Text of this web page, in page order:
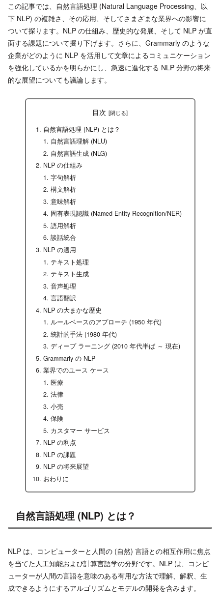
この記事では、自然言語処理 (Natural Language Processing、以
下 NLP) の複雑さ、その応用、そしてさまざまな業界への影響に
ついて探ります。NLP の仕組み、歴史的な発展、そして NLP が直
面する課題について掘り下げます。さらに、Grammarly のような
企業がどのように NLP を活用して文章によるコミュニケーション
を強化しているかを明らかにし、急速に進化する NLP 分野の将来
的な展望についても議論します。
目次
自然言語処理 (NLP) とは？
自然言語理解 (NLU)
自然言語生成 (NLG)
NLP の仕組み
字句解析
構文解析
意味解析
固有表現認識 (Named Entity Recognition/NER)
語用解析
談話統合
NLP の適用
テキスト処理
テキスト生成
音声処理
言語翻訳
NLP の大まかな歴史
ルールベースのアプローチ (1950 年代)
統計的手法 (1980 年代)
ディープ ラーニング (2010 年代半ば ～ 現在)
Grammarly の NLP
業界でのユース ケース
医療
法律
小売
保険
カスタマー サービス
NLP の利点
NLP の課題
NLP の将来展望
おわりに
自然言語処理 (NLP) とは？
NLP は、コンピューターと人間の (自然) 言語との相互作用に焦点
を当てた人工知能および計算言語学の分野です。NLP は、コンピ
ューターが人間の言語を意味のある有用な方法で理解、解釈、生
成できるようにするアルゴリズムとモデルの開発を含みます。